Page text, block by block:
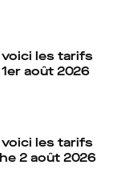
les tarifs
août 2026
les tarifs
2 août 2026